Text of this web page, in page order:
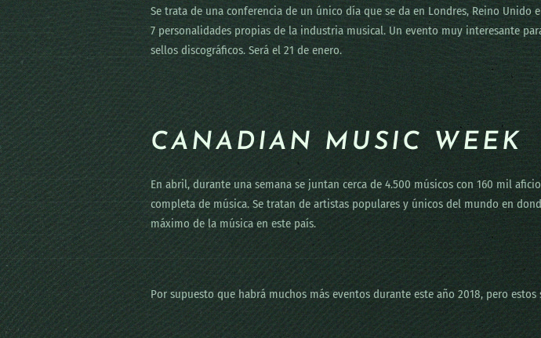
Se trata de una conferencia de un único día que se da en Londres, Reino
7 personalidades propias de la industria musical. Un evento muy interesante
sellos discográficos. Será el 21 de enero.
CANADIAN MUSIC WEEK
En abril, durante una semana se juntan cerca de 4.500 músicos con 160 mil
completa de música. Se tratan de artistas populares y únicos del mundo en
máximo de la música en este país.
Por supuesto que habrá muchos más eventos durante este año 2018, pero